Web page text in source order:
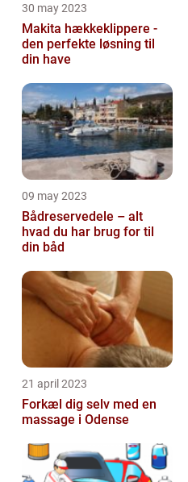
30 may 2023
Makita hækkeklippere -
den perfekte løsning til
din have
09 may 2023
Bådreservedele – alt
hvad du har brug for til
din båd
21 april 2023
Forkæl dig selv med en
massage i Odense